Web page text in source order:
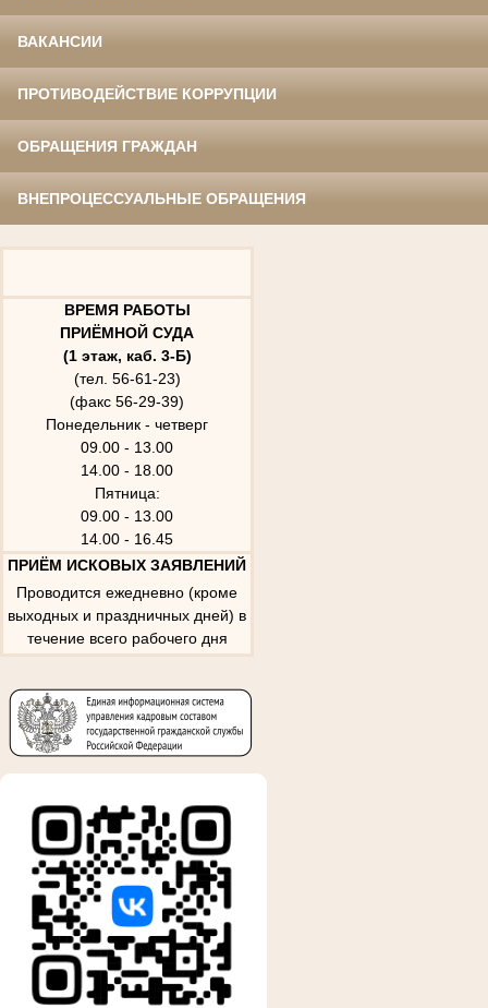
ВАКАНСИИ
ПРОТИВОДЕЙСТВИЕ КОРРУПЦИИ
ОБРАЩЕНИЯ ГРАЖДАН
ВНЕПРОЦЕССУАЛЬНЫЕ ОБРАЩЕНИЯ
ВРЕМЯ РАБОТЫ
ПРИЁМНОЙ СУДА
(1 этаж, каб. 3-Б)
(тел. 56-61-23)
(факс 56-29-39)
Понедельник - четверг
09.00 - 13.00
14.00 - 18.00
Пятница:
09.00 - 13.00
14.00 - 16.45
ПРИЁМ ИСКОВЫХ ЗАЯВЛЕНИЙ
Проводится ежедневно (кроме
выходных и праздничных дней) в
течение всего рабочего дня